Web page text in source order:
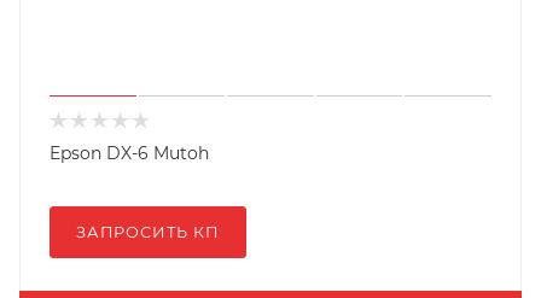
Epson DX-6 Mutoh
ЗАПРОСИТЬ КП